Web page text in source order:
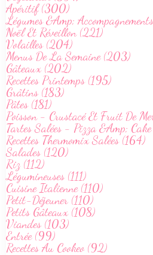
Apéritif (300)
Légumes &Amp;
Noël Et Réveillon (221)
Volailles (204)
Menus De La Semaine (203)
Gâteaux (202)
Recettes Printemps (195)
Grâtins (183)
Pâtes (181)
Poisson - Crustacé Et Fruit De
Tartes Salées - Pizza &Amp;
Recettes Thermomix Salées (164)
Salades (120)
Riz (112)
Légumineuses (111)
Cuisine Italienne (110)
Petit-Déjeuner (110)
Petits Gâteaux (108)
Viandes (103)
Entrée (99)
Recettes Au Cookeo (92)